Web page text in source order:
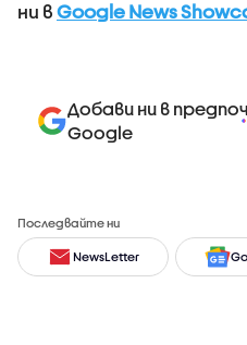
ни в Google News
Добави ни в
Google
Последвайте ни
NewsLetter